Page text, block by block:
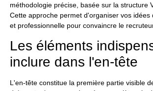
méthodologie précise, basée sur la structure
Cette approche permet d'organiser vos idées
et professionnelle pour convaincre le
Les éléments
inclure dans l'en-tête
L'en-tête constitue la première partie visible